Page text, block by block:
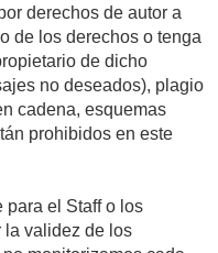
derechos de autor a
de los derechos o tenga
de dicho
no deseados), plagio
cadena, esquemas
prohibidos en este
para el Staff o los
la validez de los